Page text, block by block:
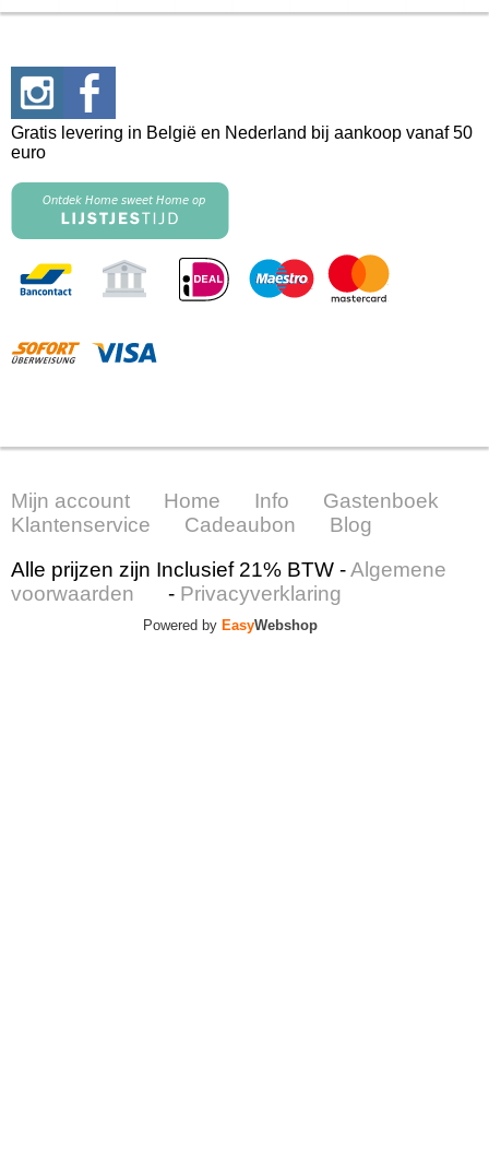
Gratis levering in België en Nederland bij aankoop vanaf 50
euro
Mijn account Home Info
Gastenboek
Klantenservice
Cadeaubon
Blog
Alle prijzen zijn Inclusief 21% BTW -Algemene
voorwaarden
- Privacyverklaring
Powered by EasyWebshop